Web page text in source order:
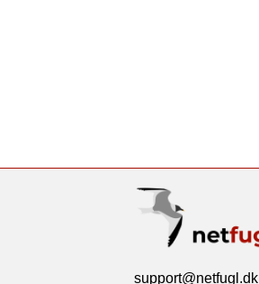
support@netfugl.dk